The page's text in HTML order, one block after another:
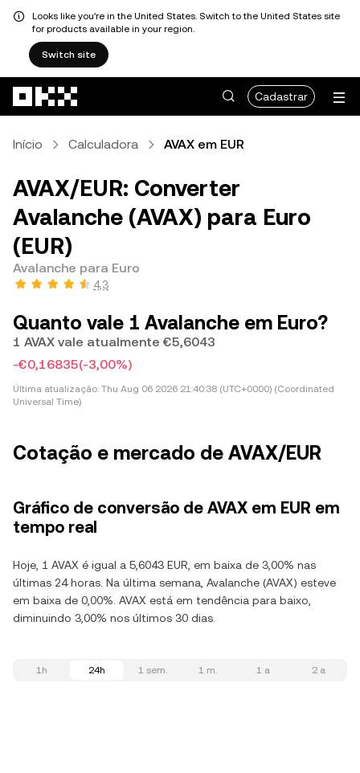
Looks like you're in the United States. Switch to the United States site
for products available in your region.
Switch site
Cadastrar
Início Calculadora AVAX em EUR
AVAX/EUR: Converter
Avalanche (AVAX) para Euro
(EUR)
Avalanche para Euro
4,3
Quanto vale 1 Avalanche em Euro?
1 AVAX vale atualmente €5,6043
-€0,16835(-3,00%)
Última atualização: Thu Aug 06 2026 21:40:38 (UTC+0000) (Coordinated
Universal Time)
Cotação e mercado de AVAX/EUR
Gráfico de conversão de AVAX em EUR em
tempo real
Hoje, 1 AVAX é igual a 5,6043 EUR, em baixa de 3,00% nas
últimas 24 horas. Na última semana, Avalanche (AVAX) esteve
em baixa de 0,00%. AVAX está em tendência para baixo,
diminuindo 3,00% nos últimos 30 dias.
1h 24h 1 sem. 1 m. 1 a 2 a